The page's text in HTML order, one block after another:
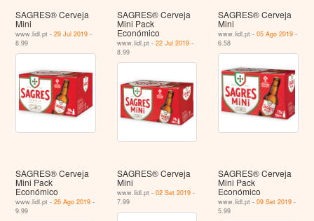
SAGRES® Cerveja
Mini
www.lidl.pt -29 Jul 2019 -
8.99
SAGRES® Cerveja
Mini Pack
Económico
www.lidl.pt - 22 Jul 2019-
8.99
SAGRES® Cerveja
Mini
www.lidl.pt -05 Ago 2019 -
6.58
SAGRES® Cerveja
Mini Pack
Económico
www.lidl.pt -26 Ago 2019 -
9.99
SAGRES® Cerveja
Mini
www.lidl.pt - 02 Set 2019-
7.99
SAGRES® Cerveja
Mini Pack
Económico
www.lidl.pt -09 Set 2019 -
5.99